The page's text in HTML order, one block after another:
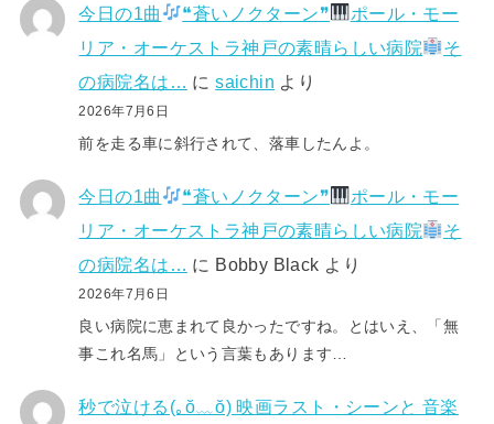
今日の1曲 ❝蒼いノクターン❞
ポール・モー
リア・オーケストラ神戸の素晴らしい病院
そ
の病院名は…
にsaichin より
2026年7月6日
前を走る車に斜行されて、落車したんよ。
今日の1曲 ❝蒼いノクターン❞
ポール・モー
リア・オーケストラ神戸の素晴らしい病院
そ
の病院名は… に Bobby Black より
2026年7月6日
良い病院に恵まれて良かったですね。とはいえ、「無
事これ名馬」という言葉もあります…
秒で泣ける(⁠｡⁠ŏ⁠﹏⁠ŏ⁠) 映画ラスト・シーンと 音楽